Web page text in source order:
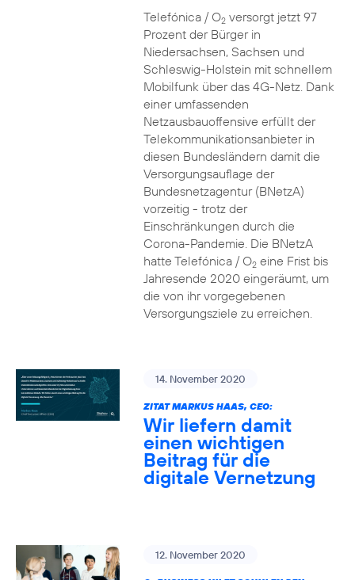
Telefónica / O2versorgt jetzt 97
Prozent der Bürger in
Niedersachsen, Sachsen und
Schleswig-Holstein mit schnellem
Mobilfunk über das 4G-Netz. Dank
einer umfassenden
Netzausbauoffensive erfüllt der
Telekommunikationsanbieter in
diesen Bundesländern damit die
Versorgungsauflage der
Bundesnetzagentur (BNetzA)
vorzeitig - trotz der
Einschränkungen durch die
Corona-Pandemie. Die BNetzA
hatte Telefónica / O2eine Frist bis
Jahresende 2020 eingeräumt, um
die von ihr vorgegebenen
Versorgungsziele zu erreichen.
14. November 2020
ZITAT MARKUS HAAS, CEO:
Wir liefern damit
einen wichtigen
Beitrag für die
digitale Vernetzung
12. November 2020